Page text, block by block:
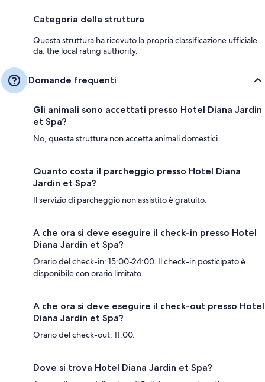
Categoria della struttura
Questa struttura ha ricevuto la propria classificazione ufficiale
da: the local rating authority.
Domande frequenti
Gli animali sono accettati presso Hotel Diana Jardin
et Spa?
No, questa struttura non accetta animali domestici.
Quanto costa il parcheggio presso Hotel Diana
Jardin et Spa?
Il servizio di parcheggio non assistito è gratuito.
A che ora si deve eseguire il check-in presso Hotel
Diana Jardin et Spa?
Orario del check-in: 15:00-24:00. Il check-in posticipato è
disponibile con orario limitato.
A che ora si deve eseguire il check-out presso Hotel
Diana Jardin et Spa?
Orario del check-out: 11:00.
Dove si trova Hotel Diana Jardin et Spa?